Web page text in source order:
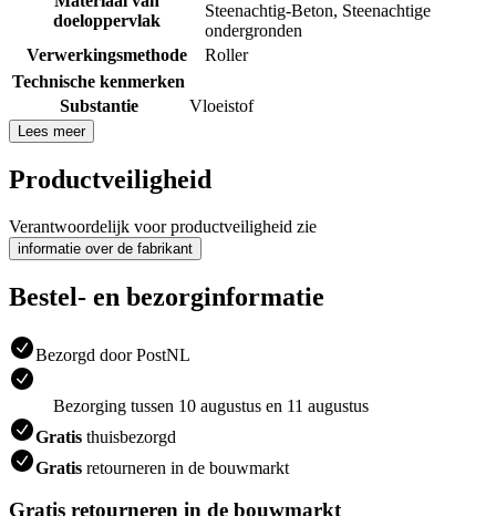
doeloppervlak
Steenachtig-Beton, Steenachtige
ondergronden
Verwerkingsmethode
Roller
Technische kenmerken
Substantie
Vloeistof
Lees meer
Productveiligheid
Verantwoordelijk voor productveiligheid zie
informatie over de fabrikant
Bestel- en bezorginformatie
Bezorgd door PostNL
Bezorging tussen 10 augustus en 11 augustus
Gratis thuisbezorgd
Gratis retourneren in de bouwmarkt
Gratis retourneren in de bouwmarkt